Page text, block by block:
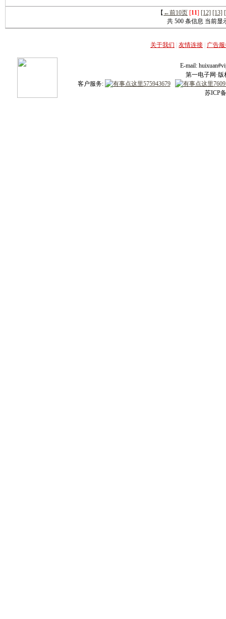
【 ←前10页 [11] [12] [13]
共 500 条信息 当前显
关于我们 友情连接 广告
E-mail:
第一电子网·版
客户服务:
苏ICP